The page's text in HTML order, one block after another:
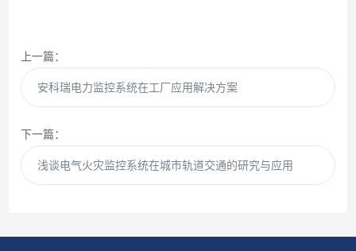
上一篇：
安科瑞电力监控系统在工厂应用解决方案
下一篇：
浅谈电气火灾监控系统在城市轨道交通的研究与应用